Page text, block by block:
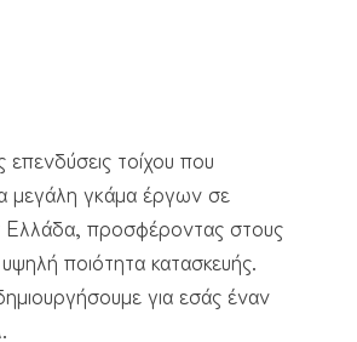
τοίχου που
μεγάλη γκάμα έργων σε
Ελλάδα, προσφέροντας στους
ποιότητα κατασκευής.
για εσάς έναν